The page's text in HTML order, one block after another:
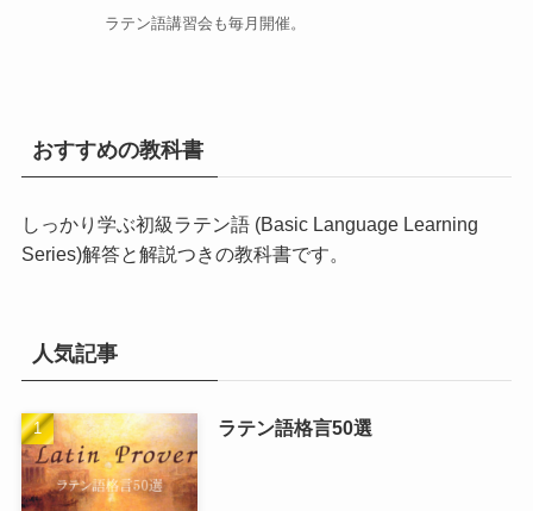
ラテン語講習会 も毎月開催。
おすすめの教科書
しっかり学ぶ初級ラテン語 (Basic Language Learning
Series)解答と解説つきの教科書です。
人気記事
ラテン語格言50選